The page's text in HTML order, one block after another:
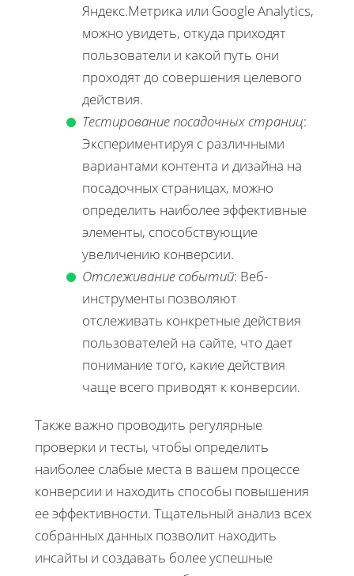
Яндекс.Метрика или Google Analytics,
можно увидеть, откуда приходят
пользователи и какой путь они
проходят до совершения целевого
действия.
Тестирование посадочных страниц:
Экспериментируя с различными
вариантами контента и дизайна на
посадочных страницах, можно
определить наиболее эффективные
элементы, способствующие
увеличению конверсии.
Отслеживание событий: Веб-
инструменты позволяют
отслеживать конкретные действия
пользователей на сайте, что дает
понимание того, какие действия
чаще всего приводят к конверсии.
Также важно проводить регулярные
проверки и тесты, чтобы определить
наиболее слабые места в вашем процессе
конверсии и находить способы повышения
ее эффективности. Тщательный анализ всех
собранных данных позволит находить
инсайты и создавать более успешные